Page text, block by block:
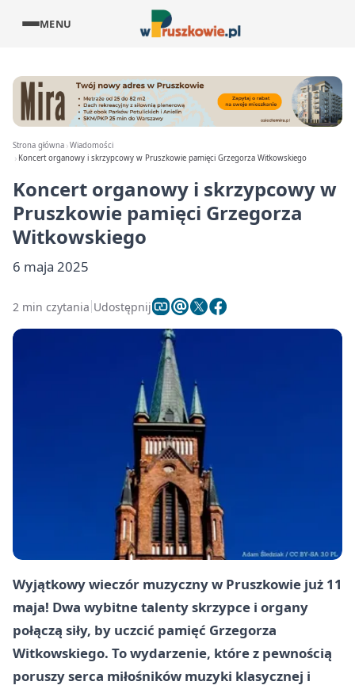
MENU
Strona główna Wiadomości
Koncert organowy i skrzypcowy w Pruszkowie pamięci Grzegorza Witkowskiego
Koncert organowy i skrzypcowy w
Pruszkowie pamięci Grzegorza
Witkowskiego
6 maja 2025
2 min czytania Udostępnij
Wyjątkowy wieczór muzyczny w Pruszkowie już 11
maja! Dwa wybitne talenty skrzypce i organy
połączą siły, by uczcić pamięć Grzegorza
Witkowskiego. To wydarzenie, które z pewnością
poruszy serca miłośników muzyki klasycznej i